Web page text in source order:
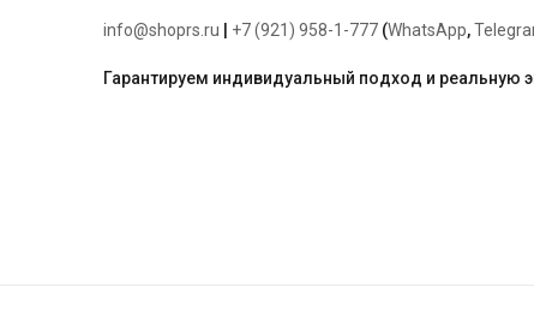
info@shoprs.ru +7 (921) 958-1-777 (WhatsApp,
Гарантируем индивидуальный подход и реальную